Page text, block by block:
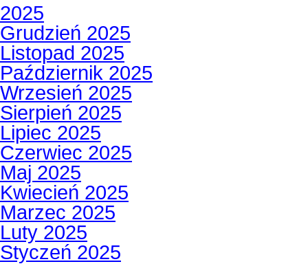
2025
Grudzień 2025
Listopad 2025
Październik 2025
Wrzesień 2025
Sierpień 2025
Lipiec 2025
Czerwiec 2025
Maj 2025
Kwiecień 2025
Marzec 2025
Luty 2025
Styczeń 2025